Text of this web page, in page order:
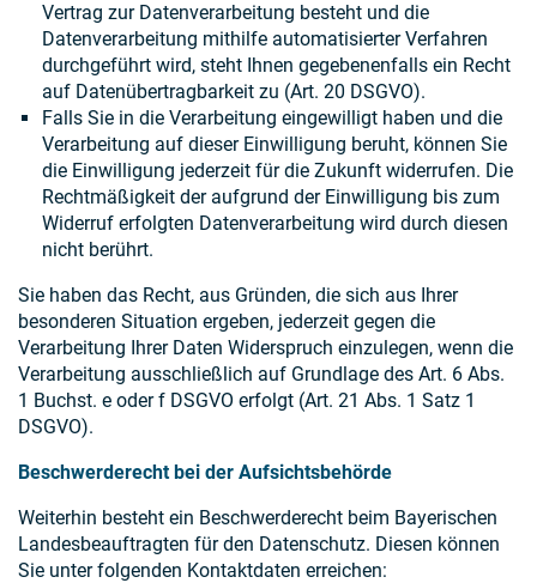
Vertrag zur Datenverarbeitung besteht und die
Datenverarbeitung mithilfe automatisierter Verfahren
durchgeführt wird, steht Ihnen gegebenenfalls ein Recht
auf Datenübertragbarkeit zu (Art. 20 DSGVO).
Falls Sie in die Verarbeitung eingewilligt haben und die
Verarbeitung auf dieser Einwilligung beruht, können Sie
die Einwilligung jederzeit für die Zukunft widerrufen. Die
Rechtmäßigkeit der aufgrund der Einwilligung bis zum
Widerruf erfolgten Datenverarbeitung wird durch diesen
nicht berührt.
Sie haben das Recht, aus Gründen, die sich aus Ihrer
besonderen Situation ergeben, jederzeit gegen die
Verarbeitung Ihrer Daten Widerspruch einzulegen, wenn die
Verarbeitung ausschließlich auf Grundlage des Art. 6 Abs.
1 Buchst. e oder f DSGVO erfolgt (Art. 21 Abs. 1 Satz 1
DSGVO).
Beschwerderecht bei der Aufsichtsbehörde
Weiterhin besteht ein Beschwerderecht beim Bayerischen
Landesbeauftragten für den Datenschutz. Diesen können
Sie unter folgenden Kontaktdaten erreichen: